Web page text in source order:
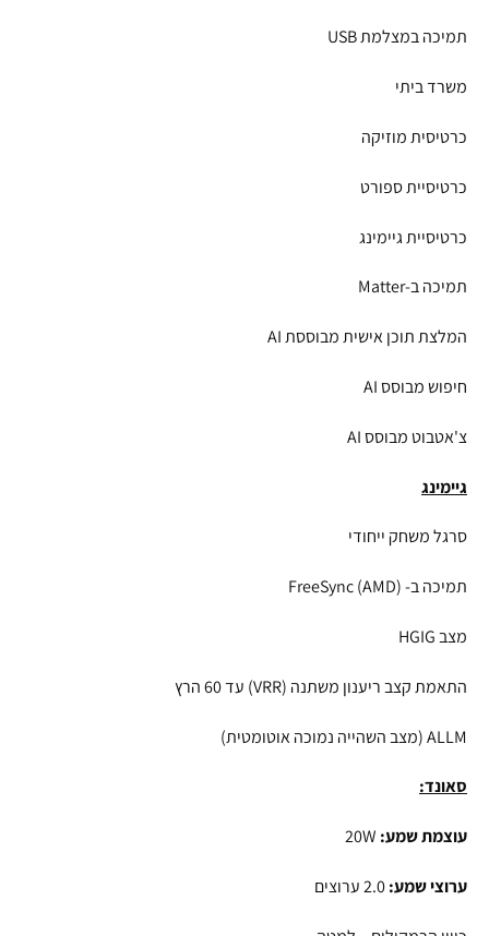
תמיכה במצלמת USB
משרד ביתי
כרטיסית מוזיקה
כרטיסיית ספורט
כרטיסיית גיימינג
תמיכה ב-Matter
המלצת תוכן אישית מבוססת AI
חיפוש מבוסס AI
צ'אטבוט מבוסס AI
גיימינג
סרגל משחק ייחודי
תמיכה ב- FreeSync (AMD)
מצב HGIG
התאמת קצב ריענון משתנה (VRR) עד 60 הרץ
ALLM (מצב השהייה נמוכה אוטומטית)
סאונד:
עוצמת שמע:
ערוצי שמע: